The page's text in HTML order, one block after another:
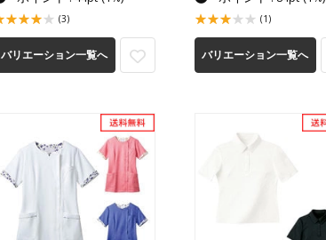
(3)
バリエーション一覧へ
(1)
バリエーション一覧へ